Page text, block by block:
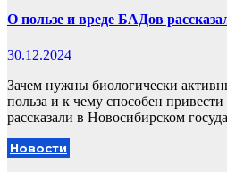
О пользе и вреде БАДов
30.12.2024
Зачем нужны биологически
польза и к чему способен
рассказали в Новосибирском
Новости